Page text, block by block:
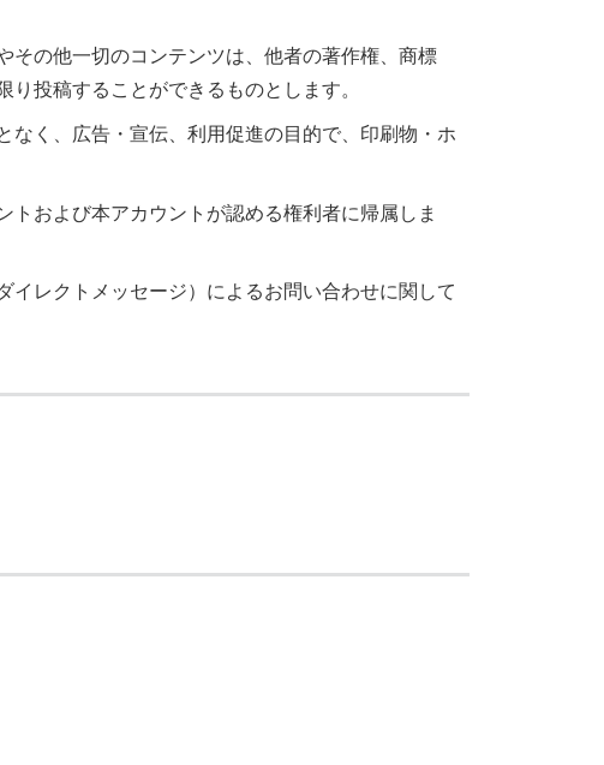
その他一切のコンテンツは、他者の著作権、商標
投稿することができるものとします。
く、広告・宣伝、利用促進の目的で、印刷物・ホ
および本アカウントが認める権利者に帰属しま
レクトメッセージ）によるお問い合わせに関して